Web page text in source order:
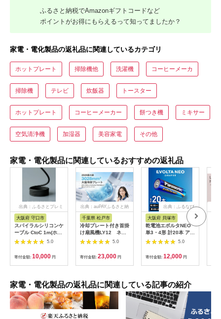
ふるさと納税でAmazonギフトコードなど
ポイントがお得にもらえるって知ってましたか？
家電・電化製品の返礼品に関連しているカテゴリ
ホットプレート 掃除機他 洗濯機 コーヒーメーカ
掃除機 テレビ 炊飯器 トースター
ホットプレート コーヒーメーカー 餅つき機 ミキサー
空気清浄機 加湿器 美容家電 その他
家電・電化製品に関連しているおすすめの返礼品
出典：ふるさとプレミ
大阪府 守口市
スパイラルシリコンケ
ーブル CtoC 1m(ホワ
イト) [2558]
5.0
寄付金額: 10,000 円
出典：auPAYふるさと納
千葉県 松戸市
冷却プレート付き首掛
け扇風機LY12 ネイ
ビー
5.0
寄付金額: 23,000 円
出典：ふるなび
大阪府 貝塚市
乾電池エボルタNEO
単3・4形 計20本 アル
カリ乾電池 パナソニ
5.0
寄付金額: 12,000 円
家電・電化製品の返礼品に関連している記事の紹介